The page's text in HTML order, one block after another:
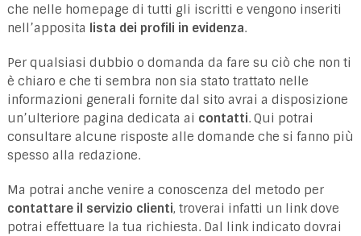
che nelle homepage di tutti gli iscritti e vengono inseriti
nell’apposita lista dei profili in evidenza.
Per qualsiasi dubbio o domanda da fare su ciò che non ti
è chiaro e che ti sembra non sia stato trattato nelle
informazioni generali fornite dal sito avrai a disposizione
un’ulteriore pagina dedicata ai contatti. Qui potrai
consultare alcune risposte alle domande che si fanno più
spesso alla redazione.
Ma potrai anche venire a conoscenza del metodo per
contattare il servizio clienti, troverai infatti un link dove
potrai effettuare la tua richiesta. Dal link indicato dovrai